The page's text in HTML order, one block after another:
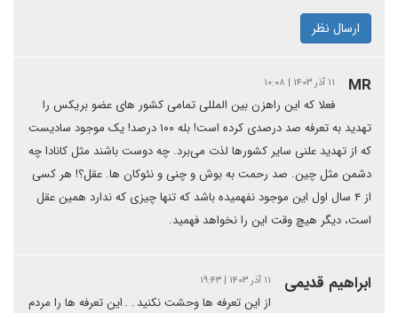
ارسال نظر
MR ۱۱ آذر ۱۴۰۳ | ۱۰:۰۸
فعلا که این راهزن بین المللی تمامی کشور های عضو بریکس را
تهدید به تعرفه صد درصدی کرده است! بله ۱۰۰ درصد! یک موجود سادیست
که از تهدید علنی سایر کشورها لذت می‌برد. چه دوست باشند مثل کانادا چه
دشمن مثل چین. صد رحمت به بوش و چنی و نئوکان ها. عقل؟! هر کسی
از ۴ سال اول این موجود نفهمیده باشد که تنها چیزی که ندارد همین عقل
است، دیگر هیچ وقت این را نخواهد فهمید.
ابراهیم قدیمی ۱۱ آذر ۱۴۰۳ | ۱۹:۴۳
از این تعرفه ها وحشت نکنید۔۔این تعرفه ها را مردم